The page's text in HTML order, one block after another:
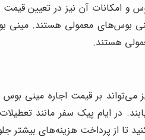
و امکانات آن نیز در تعیین
هستند.
می‌تواند بر قیمت اجاره مینی
در ایام پیک سفر مانند
تا از پرداخت هزینه‌های بیشتر